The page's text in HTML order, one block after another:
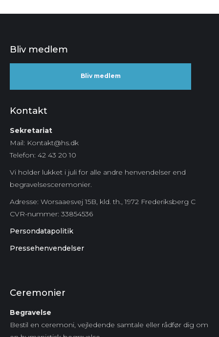
Bliv medlem
Bliv medlem
Kontakt
Sekretariat
Mail: Kontakt@hs.dk
Telefon: 42 43 20 10
Vi holder lukket i juli for alle andre henvendelser end
begravelsesceremonier.
Adresse: Worsaaesvej 15B, kld. th., 1972 Frederiksberg C
CVR-nummer: 33854536
Persondatapolitik
Pressehenvendelser
Ceremonier
Begravelse
Bestil en ceremoni, vejledende samtale eller rådfør dig om